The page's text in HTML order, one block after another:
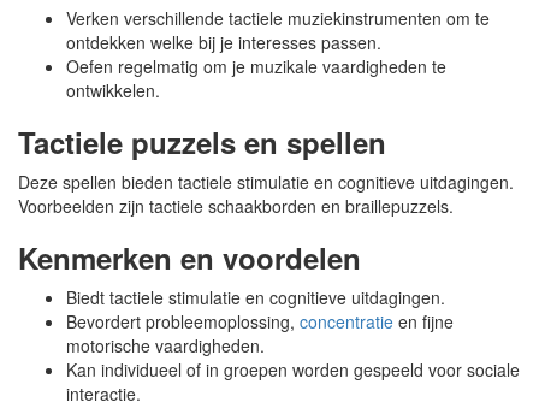
Verken verschillende tactiele muziekinstrumenten om te
ontdekken welke bij je interesses passen.
Oefen regelmatig om je muzikale vaardigheden te
ontwikkelen.
Tactiele puzzels en spellen
Deze spellen bieden tactiele stimulatie en cognitieve uitdagingen.
Voorbeelden zijn tactiele schaakborden en braillepuzzels.
Kenmerken en voordelen
Biedt tactiele stimulatie en cognitieve uitdagingen.
Bevordert probleemoplossing, concentratie en fijne
motorische vaardigheden.
Kan individueel of in groepen worden gespeeld voor sociale
interactie.